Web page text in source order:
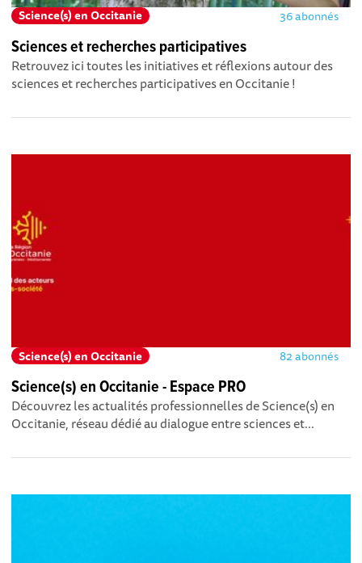
Science(s) en Occitanie 36 abonnés
Sciences et recherches participatives
Retrouvez ici toutes les initiatives et réflexions autour des
sciences et recherches participatives en Occitanie !
Science(s) en Occitanie 82 abonnés
Science(s) en Occitanie - Espace PRO
Découvrez les actualités professionnelles de Science(s) en
Occitanie, réseau dédié au dialogue entre sciences et...